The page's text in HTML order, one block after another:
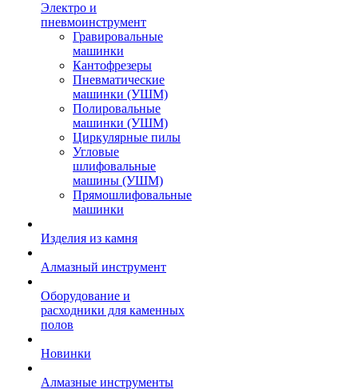
Электро и
пневмоинструмент
Гравировальные
машинки
Кантофрезеры
Пневматические
машинки (УШМ)
Полировальные
машинки (УШМ)
Циркулярные пилы
Угловые
шлифовальные
машины (УШМ)
Прямошлифовальные
машинки
Изделия из камня
Алмазный инструмент
Оборудование и
расходники для каменных
полов
Новинки
Алмазные инструменты